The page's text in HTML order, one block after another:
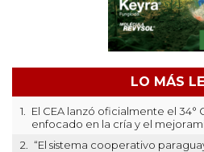
LO MÁS
1.
El CEA lanzó oficialmente el 34°
enfocado en la cría y el
2.
“El sistema cooperativo